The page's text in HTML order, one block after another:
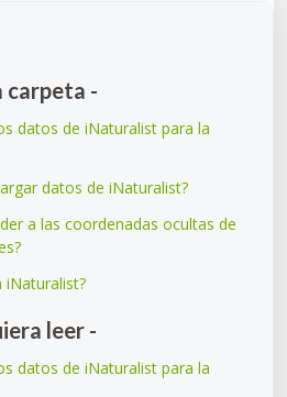
carpeta -
datos de iNaturalist para la
datos de iNaturalist?
a las coordenadas ocultas de
iNaturalist?
leer -
datos de iNaturalist para la